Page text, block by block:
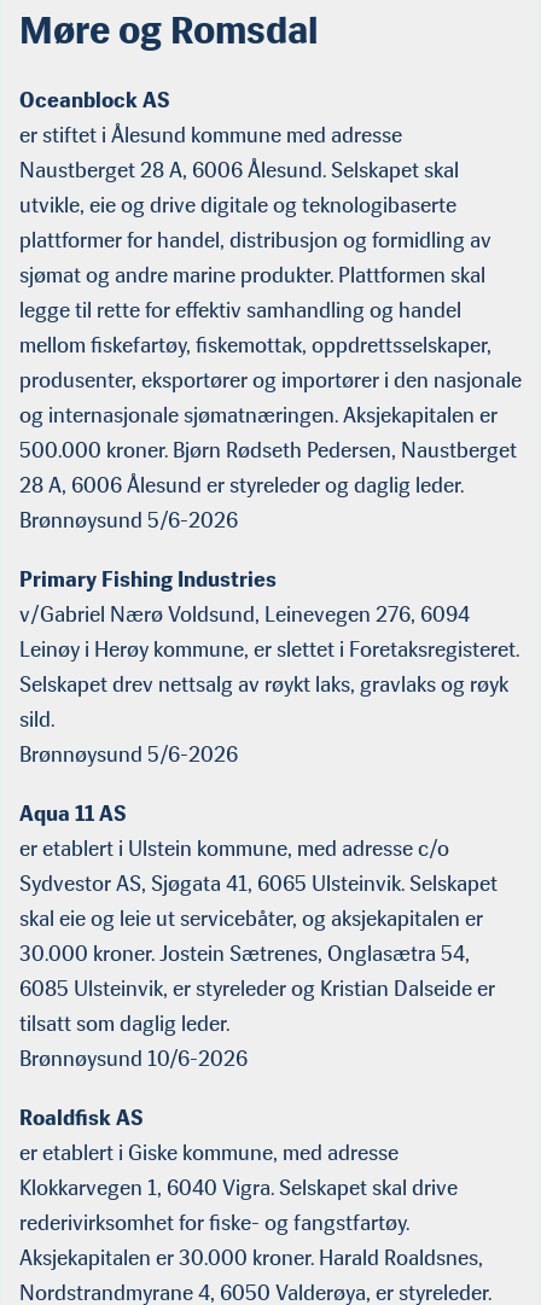
Møre og Romsdal
Oceanblock AS
er stiftet i Ålesund kommune med adresse
Naustberget 28 A, 6006 Ålesund. Selskapet skal
utvikle, eie og drive digitale og teknologibaserte
plattformer for handel, distribusjon og formidling av
sjømat og andre marine produkter. Plattformen skal
legge til rette for effektiv samhandling og handel
mellom fiskefartøy, fiskemottak, oppdrettsselskaper,
produsenter, eksportører og importører i den nasjonale
og internasjonale sjømatnæringen. Aksjekapitalen er
500.000 kroner. Bjørn Rødseth Pedersen, Naustberget
28 A, 6006 Ålesund er styreleder og daglig leder.
Brønnøysund 5/6-2026
Primary Fishing Industries
v/Gabriel Nærø Voldsund, Leinevegen 276, 6094
Leinøy i Herøy kommune, er slettet i Foretaksregisteret.
Selskapet drev nettsalg av røykt laks, gravlaks og røyk
sild.
Brønnøysund 5/6-2026
Aqua 11 AS
er etablert i Ulstein kommune, med adresse c/o
Sydvestor AS, Sjøgata 41, 6065 Ulsteinvik. Selskapet
skal eie og leie ut servicebåter, og aksjekapitalen er
30.000 kroner. Jostein Sætrenes, Onglasætra 54,
6085 Ulsteinvik, er styreleder og Kristian Dalseide er
tilsatt som daglig leder.
Brønnøysund 10/6-2026
Roaldfisk AS
er etablert i Giske kommune, med adresse
Klokkarvegen 1, 6040 Vigra. Selskapet skal drive
rederivirksomhet for fiske- og fangstfartøy.
Aksjekapitalen er 30.000 kroner. Harald Roaldsnes,
Nordstrandmyrane 4, 6050 Valderøya, er styreleder.